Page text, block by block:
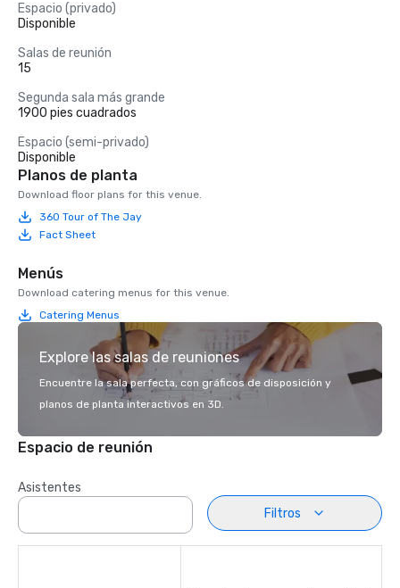
Espacio (privado)
Disponible
Salas de reunión
15
Segunda sala más grande
1900 pies cuadrados
Espacio (semi-privado)
Disponible
Planos de planta
Download floor plans for this venue.
360 Tour of The Jay
Fact Sheet
Menús
Download catering menus for this venue.
Catering Menus
Explore las salas de reuniones
Encuentre la sala perfecta, con gráficos de disposición y
planos de planta interactivos en 3D.
Espacio de reunión
Asistentes
Filtros